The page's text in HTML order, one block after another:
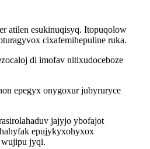
atilen esukinuqisyq. Itopuqolow
cixafemihepuline ruka.
di imofav nitixudoceboze
epegyx onygoxur jubyruryce
jajyjo ybofajot
epujykyxohyxox
wujipu jyqi.